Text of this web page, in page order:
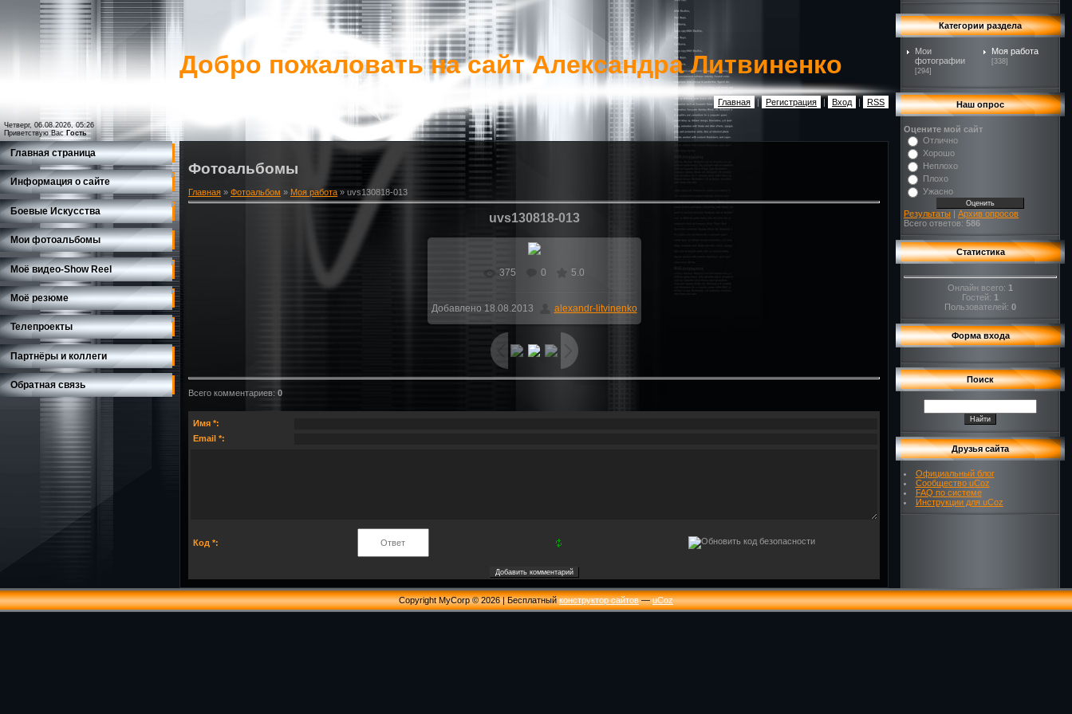
Четверг, 06.08.2026, 05:26
Приветствую Вас Гость
Добро пожаловать на сайт Александра Литвиненко
Главная | Регистрация | Вход | RSS
Главная страница
Информация о сайте
Боевые Искусства
Мои фотоальбомы
Моё видео-Show Reеl
Моё резюме
Телепроекты
Партнёры и коллеги
Обратная связь
Фотоальбомы
Главная » Фотоальбом » Моя работа » uvs130818-013
uvs130818-013
В реальном размере 1600x900
157.8Kb
375 0 5.0
Добавлено 18.08.2013 alexandr-litvinenko
Всего комментариев: 0
Имя *:
Email *:
Код *:
Категории раздела
Мои
фотографии
[294]
Моя работа
[338]
Наш опрос
Оцените мой сайт
Отлично
Хорошо
Неплохо
Плохо
Ужасно
Результаты | Архив опросов
Всего ответов: 586
Статистика
Онлайн всего: 1
Гостей: 1
Пользователей: 0
Форма входа
Поиск
Друзья сайта
Официальный блог
Сообщество uCoz
FAQ по системе
Инструкции для uCoz
Copyright MyCorp © 2026|Бесплатныйконструктор сайтов—uCoz